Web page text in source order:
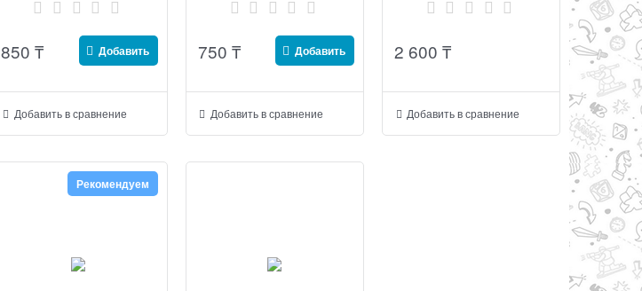
850 ₸ Добавить
Добавить в сравнение
750 ₸ Добавить
Добавить в сравнение
2 600 ₸
Добавить в сравнение
Рекомендуем